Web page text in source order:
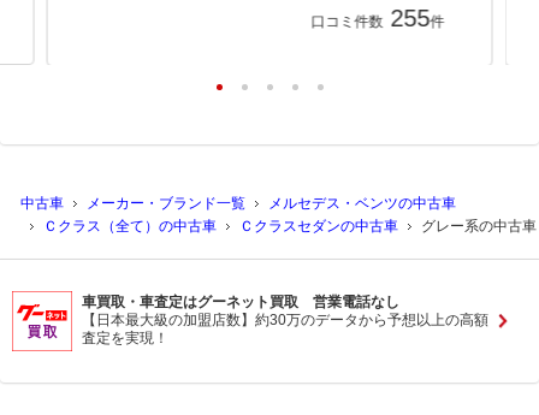
口コミ件数 255件
中古車 メーカー・ブランド一覧
メルセデス・ベンツの中古車
Ｃクラス（全て）の中古車
Ｃクラスセダンの中古車 グレー系の中古車
車買取・車査定はグーネット買取 営業電話なし
【日本最大級の加盟店数】約30万のデータから予想以上の高額
査定を実現！